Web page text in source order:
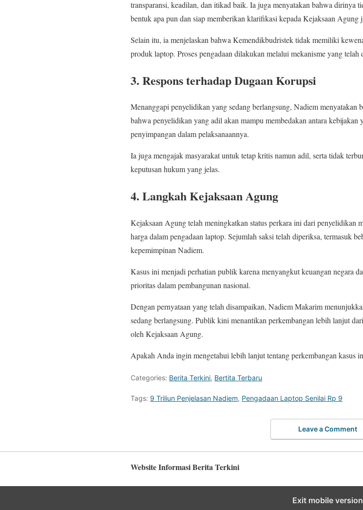
transparansi, keadilan, dan itikad baik. Ia juga menyatakan bahwa dirinya
bentuk apa pun dan siap memberikan klarifikasi kepada Kejaksaan Agung
Selain itu, ia menjelaskan bahwa Kemendikbudristek tidak memiliki
produk laptop. Proses pengadaan dilakukan melalui mekanisme yang
3. Respons terhadap Dugaan Korupsi
Menanggapi penyelidikan yang sedang berlangsung, Nadiem menyatakan
bahwa penyelidikan yang adil akan mampu membedakan antara
penyimpangan dalam pelaksanaannya.
Ia juga mengajak masyarakat untuk tetap kritis namun adil, serta tidak
keputusan hukum yang jelas.
4. Langkah Kejaksaan Agung
Kejaksaan Agung telah meningkatkan status perkara ini dari penyelidikan
harga dalam pengadaan laptop. Sejumlah saksi telah diperiksa, termasuk
kepemimpinan Nadiem.
Kasus ini menjadi perhatian publik karena menyangkut keuangan negara
prioritas dalam pembangunan nasional.
Dengan pernyataan yang telah disampaikan, Nadiem Makarim
sedang berlangsung. Publik kini menantikan perkembangan lebih lanjut
oleh Kejaksaan Agung.
Apakah Anda ingin mengetahui lebih lanjut tentang perkembangan kasus
Categories: Berita Terkini, Bertita Terbaru
Tags: 9 Triliun Penjelasan Nadiem, Pengadaan Laptop Senilai Rp 9
Leave a Comment
Website Informasi Berita Terkini
Exit mobile version